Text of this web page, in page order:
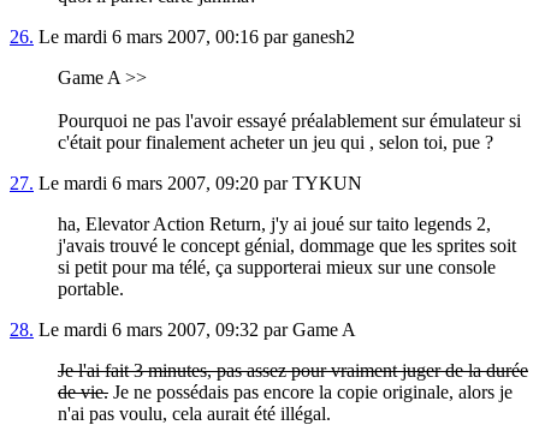
26. Le mardi 6 mars 2007, 00:16 par ganesh2
Game A >>
Pourquoi ne pas l'avoir essayé préalablement sur émulateur si
c'était pour finalement acheter un jeu qui , selon toi, pue ?
27. Le mardi 6 mars 2007, 09:20 par TYKUN
ha, Elevator Action Return, j'y ai joué sur taito legends 2,
j'avais trouvé le concept génial, dommage que les sprites soit
si petit pour ma télé, ça supporterai mieux sur une console
portable.
28. Le mardi 6 mars 2007, 09:32 par Game A
Je l'ai fait 3 minutes, pas assez pour vraiment juger de la durée
de vie. Je ne possédais pas encore la copie originale, alors je
n'ai pas voulu, cela aurait été illégal.